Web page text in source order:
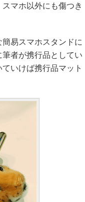
マホ以外にも傷つき
易スマホスタンドに
者が携行品としてい
いけば携行品マット